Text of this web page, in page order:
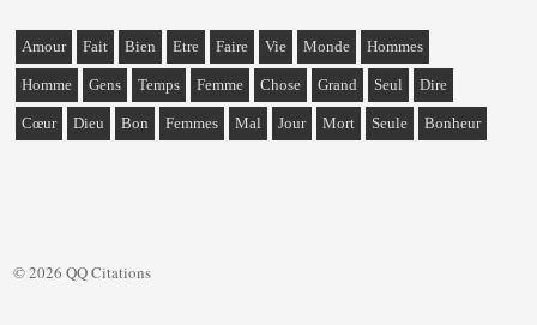
Amour Fait Bien Etre Faire Vie Monde Hommes
Homme Gens Temps Femme Chose Grand Seul Dire
Cœur Dieu Bon Femmes Mal Jour Mort Seule Bonheur
© 2026 QQ Citations